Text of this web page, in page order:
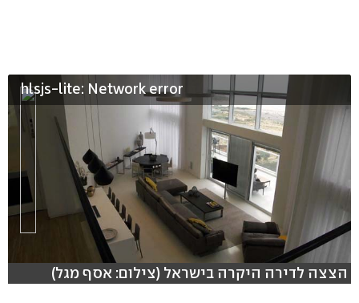
hlsjs-lite: Network error
הצצה לדירה היקרה בישראל (צילום: אסף מגל)